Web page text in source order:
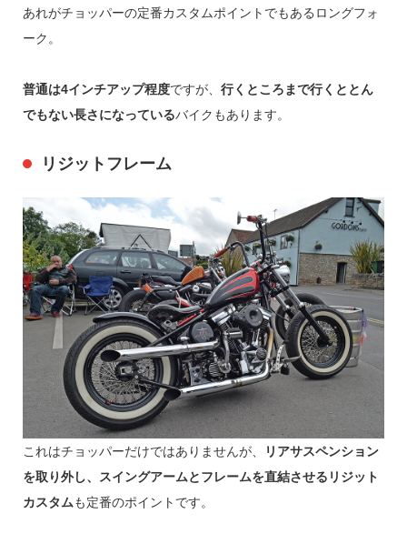
あれがチョッパーの定番カスタムポイントでもあるロングフォ
ーク。
普通は4インチアップ程度ですが、 行くところまで行くととん
でもない長さになっているバイクもあります。
リジットフレーム
これはチョッパーだけではありませんが、
リアサスペンション
を取り外し、スイングアームとフレームを直結させるリジット
カスタムも定番のポイントです。